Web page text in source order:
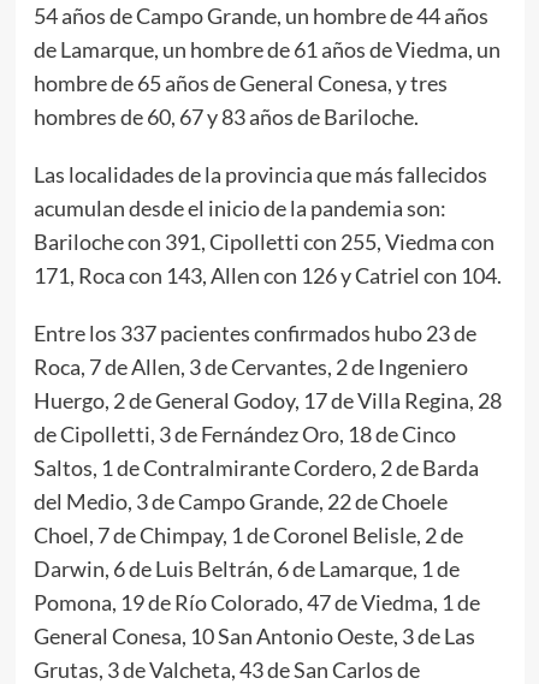
54 años de Campo Grande, un hombre de 44 años
de Lamarque, un hombre de 61 años de Viedma, un
hombre de 65 años de General Conesa, y tres
hombres de 60, 67 y 83 años de Bariloche.
Las localidades de la provincia que más fallecidos
acumulan desde el inicio de la pandemia son:
Bariloche con 391, Cipolletti con 255, Viedma con
171, Roca con 143, Allen con 126 y Catriel con 104.
Entre los 337 pacientes confirmados hubo 23 de
Roca, 7 de Allen, 3 de Cervantes, 2 de Ingeniero
Huergo, 2 de General Godoy, 17 de Villa Regina, 28
de Cipolletti, 3 de Fernández Oro, 18 de Cinco
Saltos, 1 de Contralmirante Cordero, 2 de Barda
del Medio, 3 de Campo Grande, 22 de Choele
Choel, 7 de Chimpay, 1 de Coronel Belisle, 2 de
Darwin, 6 de Luis Beltrán, 6 de Lamarque, 1 de
Pomona, 19 de Río Colorado, 47 de Viedma, 1 de
General Conesa, 10 San Antonio Oeste, 3 de Las
Grutas, 3 de Valcheta, 43 de San Carlos de